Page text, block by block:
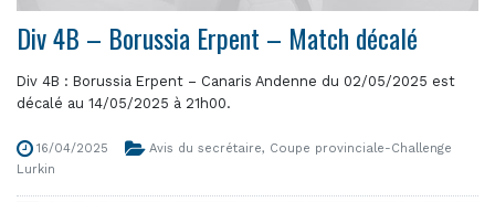
Div 4B – Borussia Erpent – Match décalé
Div 4B : Borussia Erpent – Canaris Andenne du 02/05/2025 est
décalé au 14/05/2025 à 21h00.
16/04/2025 Avis du secrétaire, Coupe provinciale-Challenge
Lurkin